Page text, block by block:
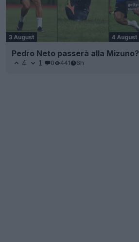
Pedro Neto passerà alla Mizuno?
4 1 0 441 6h